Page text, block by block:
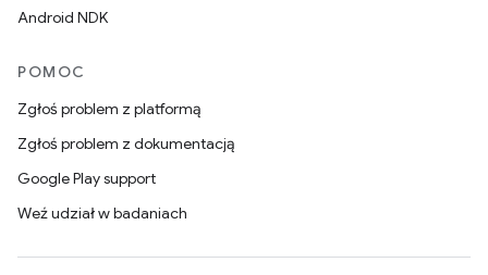
Android NDK
POMOC
Zgłoś problem z platformą
Zgłoś problem z dokumentacją
Google Play support
Weź udział w badaniach